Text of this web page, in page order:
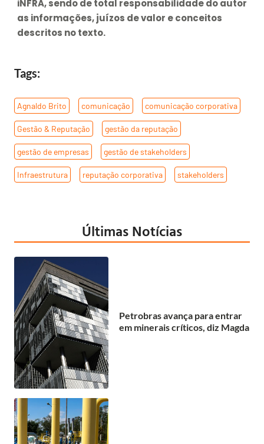
iNFRA, sendo de total responsabilidade do autor
as informações, juízos de valor e conceitos
descritos no texto.
Tags:
Agnaldo Brito comunicação comunicação corporativa
Gestão & Reputação gestão da reputação
gestão de empresas gestão de stakeholders
Infraestrutura reputação corporativa stakeholders
Últimas Notícias
Petrobras avança para entrar
em minerais críticos, diz Magda